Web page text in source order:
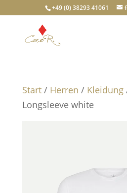
+49 (0) 38293 41061
Start/ Herren / Kleidung
Longsleeve white